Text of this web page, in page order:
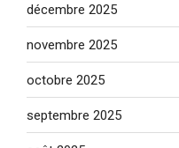
décembre 2025
novembre 2025
octobre 2025
septembre 2025